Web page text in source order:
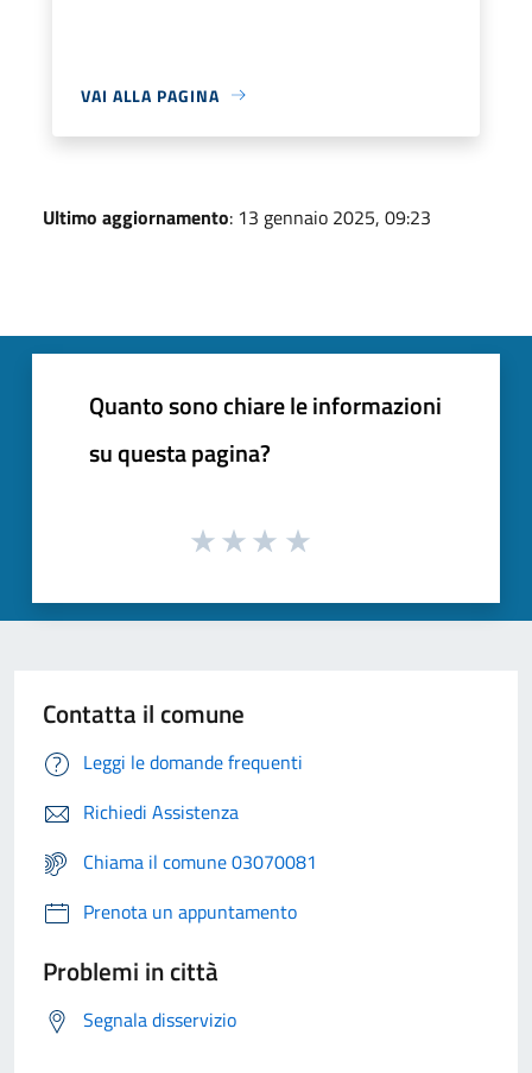
VAI ALLA PAGINA
Ultimo aggiornamento: 13 gennaio 2025, 09:23
Quanto sono chiare le informazioni
su questa pagina?
Contatta il comune
Leggi le domande frequenti
Richiedi Assistenza
Chiama il comune 03070081
Prenota un appuntamento
Problemi in città
Segnala disservizio